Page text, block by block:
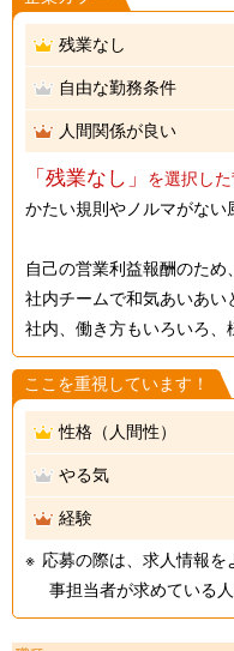
残業なし
自由な勤務条件
人間関係が良い
「残業なし」
を選択し
かたい規則やノルマがない
自己の営業利益報酬のた
社内チームで和気あいあい
社内、働き方もいろいろ、
ここを重視しています！
性格（人間性）
やる気
経験
応募の際は、求人情報を
事担当者が求めている